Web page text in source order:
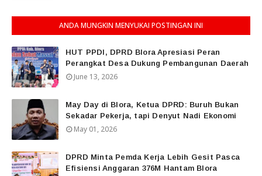
ANDA MUNGKIN MENYUKAI POSTINGAN INI
HUT PPDI, DPRD Blora Apresiasi Peran
Perangkat Desa Dukung Pembangunan Daerah
June 13, 2026
May Day di Blora, Ketua DPRD: Buruh Bukan
Sekadar Pekerja, tapi Denyut Nadi Ekonomi
May 01, 2026
DPRD Minta Pemda Kerja Lebih Gesit Pasca
Efisiensi Anggaran 376M Hantam Blora